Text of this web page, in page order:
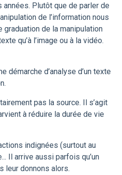
Plutôt que de parler de
de l’information nous
de la manipulation
qu’à l’image ou à la vidéo.
démarche d’analyse d’un texte
pas la source. Il s’agit
à réduire la durée de vie
indignées (surtout au
Il arrive aussi parfois qu’un
leur donnons alors.